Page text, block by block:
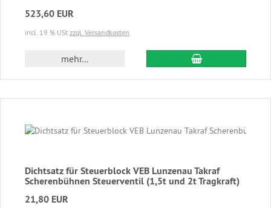
523,60 EUR
incl. 19 % USt zzgl. Versandkosten
mehr... In den
Dichtsatz für Steuerblock VEB Lunzenau Takraf
Scherenbühnen Steuerventil (1,5t und 2t Tragkraft)
21,80 EUR